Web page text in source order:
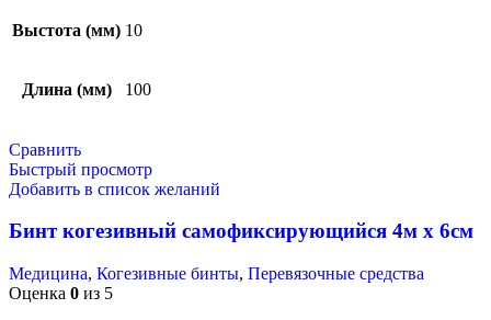
Выстота (мм) 10
Длина (мм) 100
Сравнить
Быстрый просмотр
Добавить в список желаний
Бинт когезивный самофиксирующийся 4м х 6см
Медицина, Когезивные бинты, Перевязочные средства
Оценка 0 из 5